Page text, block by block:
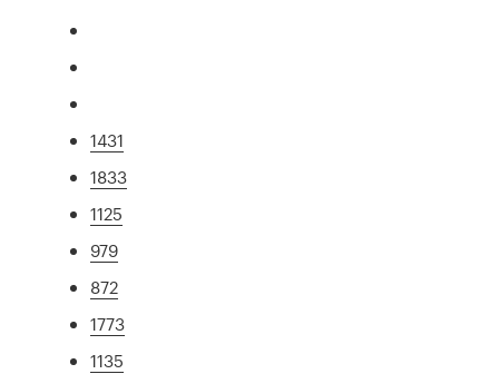
1431
1833
1125
979
872
1773
1135